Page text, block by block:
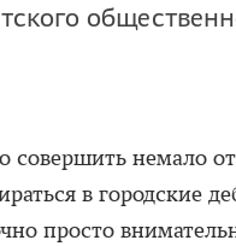
немало
в городские
просто